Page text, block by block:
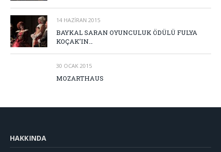
14 HAZIRAN 2015
BAYKAL SARAN OYUNCULUK ÖDÜLÜ FULYA
KOÇAK’IN…
30 OCAK 2015
MOZARTHAUS
HAKKINDA